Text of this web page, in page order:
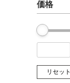
価格
リセット